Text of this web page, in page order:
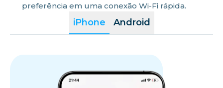
iPhone Android
preferência em uma conexão Wi-Fi rápida.